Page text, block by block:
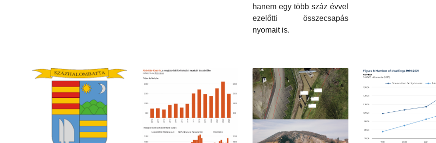
hanem egy több száz évvel
ezelőtti összecsapás
nyomait is.